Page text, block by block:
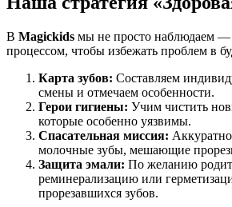
В Magickids мы не просто наблюдаем
процессом, чтобы избежать проблем в
Карта зубов: Составляем
смены и отмечаем особенности.
Герои гигиены: Учим чистить
которые особенно уязвимы.
Спасательная миссия:
молочные зубы, мешающие
Защита эмали: По желанию
реминерализацию или
прорезавшихся зубов.